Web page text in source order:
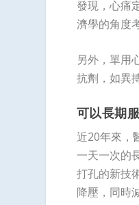
發現，心痛
濟學的角度
另外，單用
抗劑，如異
可以長期
近20年來，
一天一次的
打孔的新技
降壓，同時